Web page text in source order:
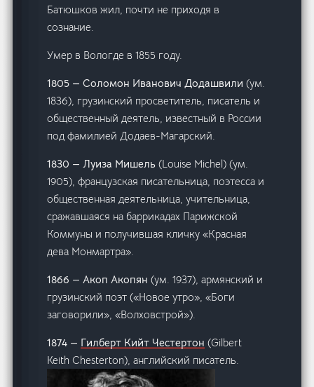
Батюшков жил, почти не приходя в
сознание.
Умер в Вологде в 1855 году.
1805 — Соломон Иванович Додашвили(ум.
1836), грузинский просветитель, писатель и
общественный деятель, известный в России
под фамилией Додаев-Магарский.
1830 — Луиза Мишель(Louise Michel) (ум.
1905), французская писательница, поэтесса и
общественная деятельница, учительница,
сражавшаяся на баррикадах Парижской
Коммуны и получившая кличку «Красная
дева Монмартра».
1866 — Акоп Акопян(ум. 1937), армянский и
грузинский поэт («Новое утро», «Боги
заговорили», «Волховстрой»).
1874 — Гилберт Кийт Честертон (Gilbert
Keith Chesterton), английский писатель.